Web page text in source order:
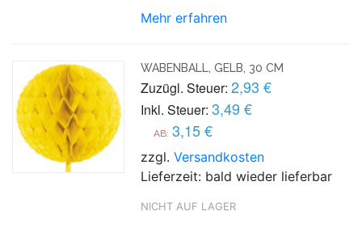
Mehr erfahren
WABENBALL, GELB, 30 CM
Zuzügl. Steuer: 2,93 €
Inkl. Steuer: 3,49 €
AB: 3,15 €
zzgl.Versandkosten
Lieferzeit: bald wieder lieferbar
NICHT AUF LAGER